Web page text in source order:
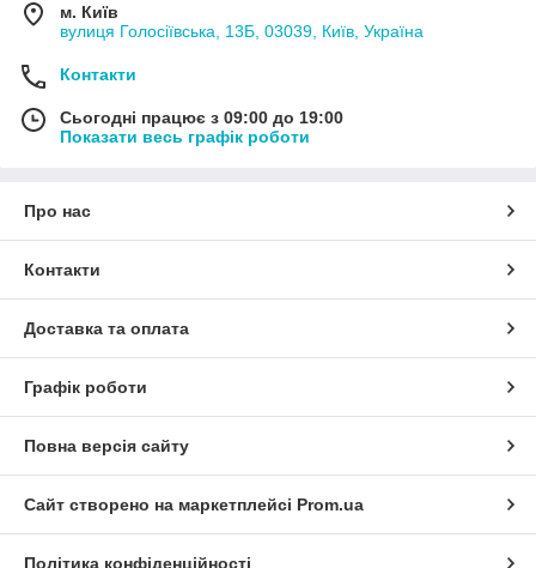
м. Київ
вулиця Голосіївська, 13Б, 03039, Київ, Україна
Контакти
Сьогодні працює з 09:00 до 19:00
Показати весь графік роботи
Про нас
Контакти
Доставка та оплата
Графік роботи
Повна версія сайту
Сайт створено на маркетплейсі Prom.ua
Політика конфіденційності